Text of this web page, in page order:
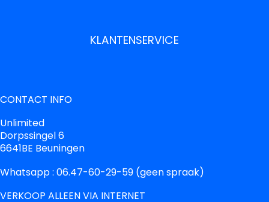
KLANTENSERVICE
CONTACT INFO
Unlimited
Dorpssingel 6
6641BE Beuningen
Whatsapp : 06.47-60-29-59 (geen spraak)
VERKOOP ALLEEN VIA INTERNET